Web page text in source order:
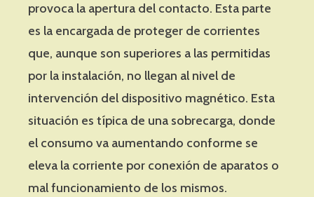
provoca la apertura del contacto. Esta parte
es la encargada de proteger de corrientes
que, aunque son superiores a las permitidas
por la instalación, no llegan al nivel de
intervención del dispositivo magnético. Esta
situación es típica de una sobrecarga, donde
el consumo va aumentando conforme se
eleva la corriente por conexión de aparatos o
mal funcionamiento de los mismos.